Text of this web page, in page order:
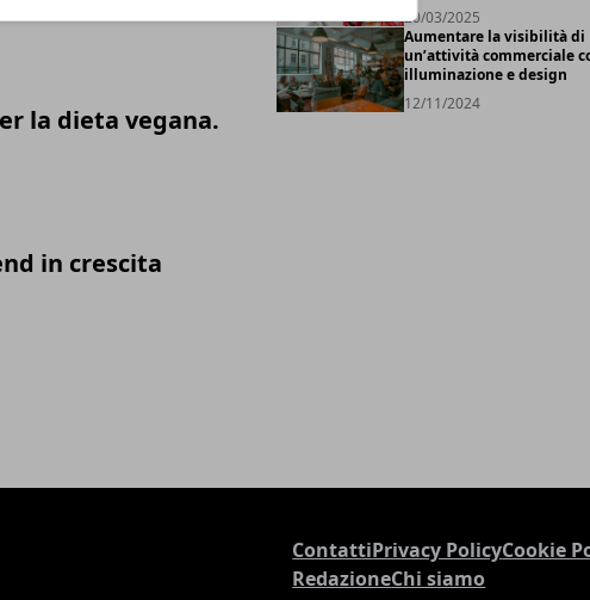
la dieta vegana.
in crescita
20/03/2025
Aumentare la visibilità di
un’attività commerciale
illuminazione e design
12/11/2024
ContattiPrivacy PolicyCookie
RedazioneChi siamo